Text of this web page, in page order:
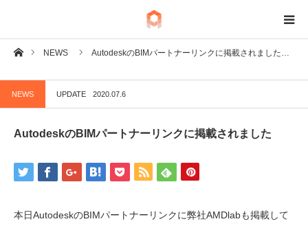
ホームNEWS AutodeskのBIMパートナーリンクに掲載されました…
NEWS UPDATE 2020.07.6
AutodeskのBIMパートナーリンクに掲載されました
本日AutodeskのBIMパートナーリンクに弊社AMDlabも掲載して
BIM
IoT
Fab
Tech